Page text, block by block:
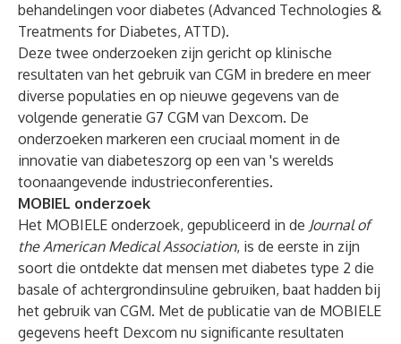
behandelingen voor diabetes (Advanced Technologies &
Treatments for Diabetes, ATTD).
Deze twee onderzoeken zijn gericht op klinische
resultaten van het gebruik van CGM in bredere en meer
diverse populaties en op nieuwe gegevens van de
volgende generatie G7 CGM van Dexcom. De
onderzoeken markeren een cruciaal moment in de
innovatie van diabeteszorg op een van 's werelds
toonaangevende industrieconferenties.
MOBIEL onderzoek
Het MOBIELE onderzoek, gepubliceerd in de Journal of
the American Medical Association, is de eerste in zijn
soort die ontdekte dat mensen met diabetes type 2 die
basale of achtergrondinsuline gebruiken, baat hadden bij
het gebruik van CGM. Met de publicatie van de MOBIELE
gegevens heeft Dexcom nu significante resultaten